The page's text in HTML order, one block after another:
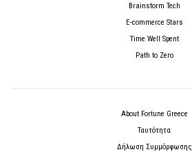
Brainstorm Tech
E-commerce Stars
Time Well Spent
Path to Zero
About Fortune Greece
Ταυτότητα
Δήλωση Συμμόρφωσης